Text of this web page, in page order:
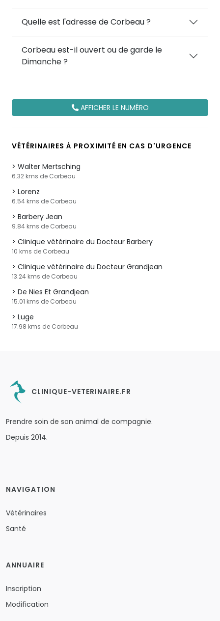
Quelle est l'adresse de Corbeau ?
Corbeau est-il ouvert ou de garde le
Dimanche ?
AFFICHER LE NUMÉRO
VÉTÉRINAIRES À PROXIMITÉ EN CAS D'URGENCE
Walter Mertsching
6.32 kms de Corbeau
Lorenz
6.54 kms de Corbeau
Barbery Jean
9.84 kms de Corbeau
Clinique vétérinaire du Docteur Barbery
10 kms de Corbeau
Clinique vétérinaire du Docteur Grandjean
13.24 kms de Corbeau
De Nies Et Grandjean
15.01 kms de Corbeau
Luge
17.98 kms de Corbeau
CLINIQUE-VETERINAIRE.FR
Prendre soin de son animal de compagnie.
Depuis 2014.
NAVIGATION
Vétérinaires
Santé
ANNUAIRE
Inscription
Modification